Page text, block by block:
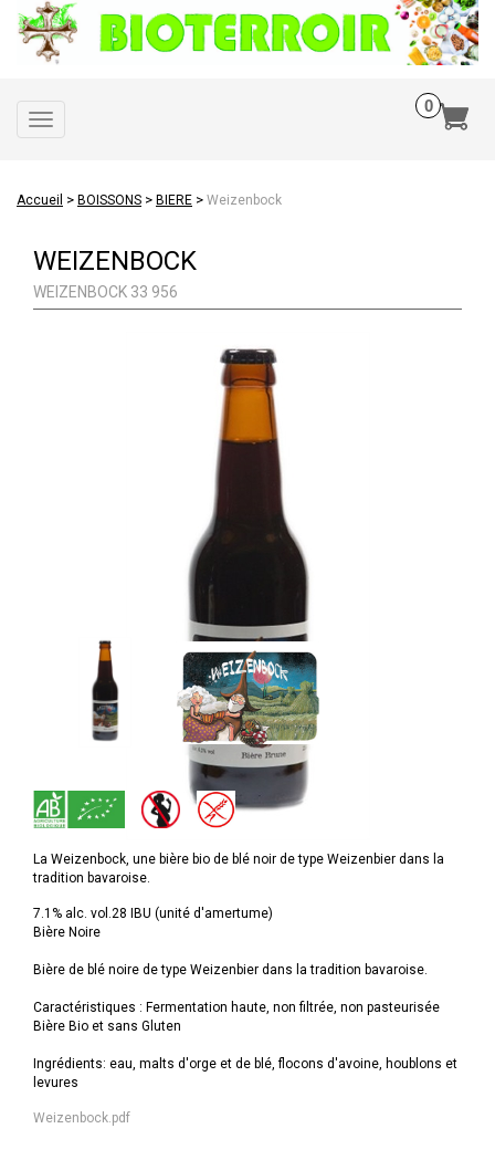
Toggle
navigation
Accueil > BOISSONS > BIERE > Weizenbock
WEIZENBOCK
WEIZENBOCK 33 956
La Weizenbock, une bière bio de blé noir de type Weizenbier dans la
tradition bavaroise.
7.1% alc. vol.28 IBU (unité d'amertume)
Bière Noire
Bière de blé noire de type Weizenbier dans la tradition bavaroise.
Caractéristiques : Fermentation haute, non filtrée, non pasteurisée
Bière Bio et sans Gluten
Ingrédients: eau, malts d'orge et de blé, flocons d'avoine, houblons et
levures
Weizenbock.pdf